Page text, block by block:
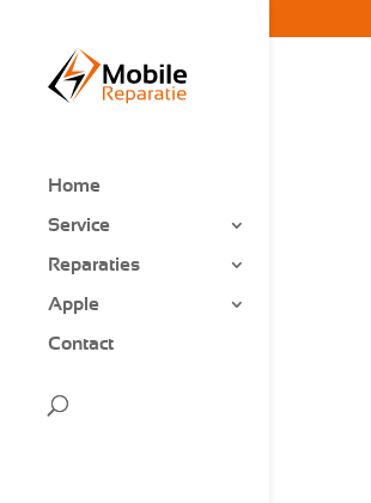
Home
Service
Reparaties
Apple
Contact